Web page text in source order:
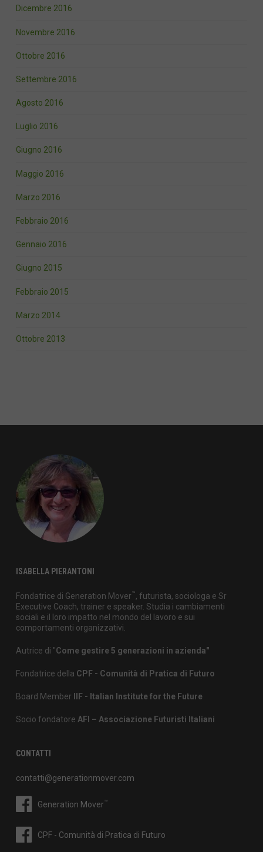
Dicembre 2016
Novembre 2016
Ottobre 2016
Settembre 2016
Agosto 2016
Luglio 2016
Giugno 2016
Maggio 2016
Marzo 2016
Febbraio 2016
Gennaio 2016
Giugno 2015
Febbraio 2015
Marzo 2014
Ottobre 2013
ISABELLA PIERANTONI
Fondatrice di Generation Mover™, futurista, sociologa e Sr
Executive Coach, trainer e speaker. Studia i cambiamenti
sociali e il loro impatto nel mondo del lavoro e sui
comportamenti organizzativi.
Autrice di "Come gestire 5 generazioni in azienda"
Fondatrice della CPF - Comunità di Pratica di Futuro
Board Member IIF - Italian Institute for the Future
Socio fondatore AFI – Associazione Futuristi Italiani
CONTATTI
contatti@generationmover.com
Generation Mover™
CPF - Comunità di Pratica di Futuro